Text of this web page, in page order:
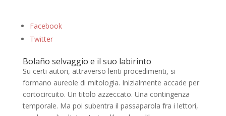
Facebook
Twitter
Bolaño selvaggio e il suo labirinto
Su certi autori, attraverso lenti procedimenti, si
formano aureole di mitologia. Inizialmente accade per
cortocircuito. Un titolo azzeccato. Una contingenza
temporale. Ma poi subentra il passaparola fra i lettori,